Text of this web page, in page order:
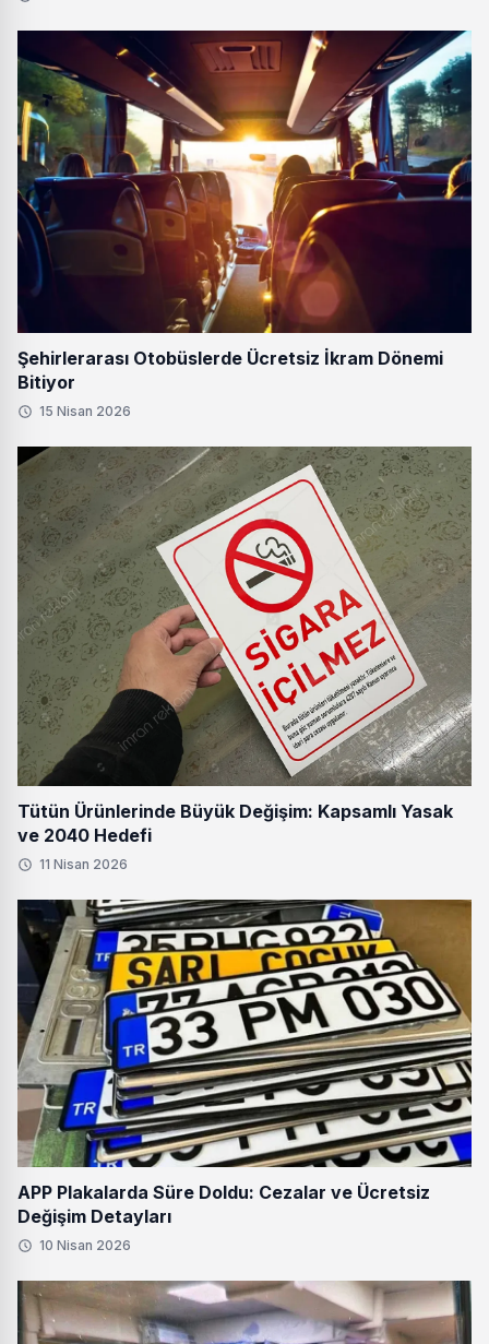
Şehirlerarası Otobüslerde Ücretsiz İkram Dönemi
Bitiyor
15 Nisan 2026
Tütün Ürünlerinde Büyük Değişim: Kapsamlı Yasak
ve 2040 Hedefi
11 Nisan 2026
APP Plakalarda Süre Doldu: Cezalar ve Ücretsiz
Değişim Detayları
10 Nisan 2026